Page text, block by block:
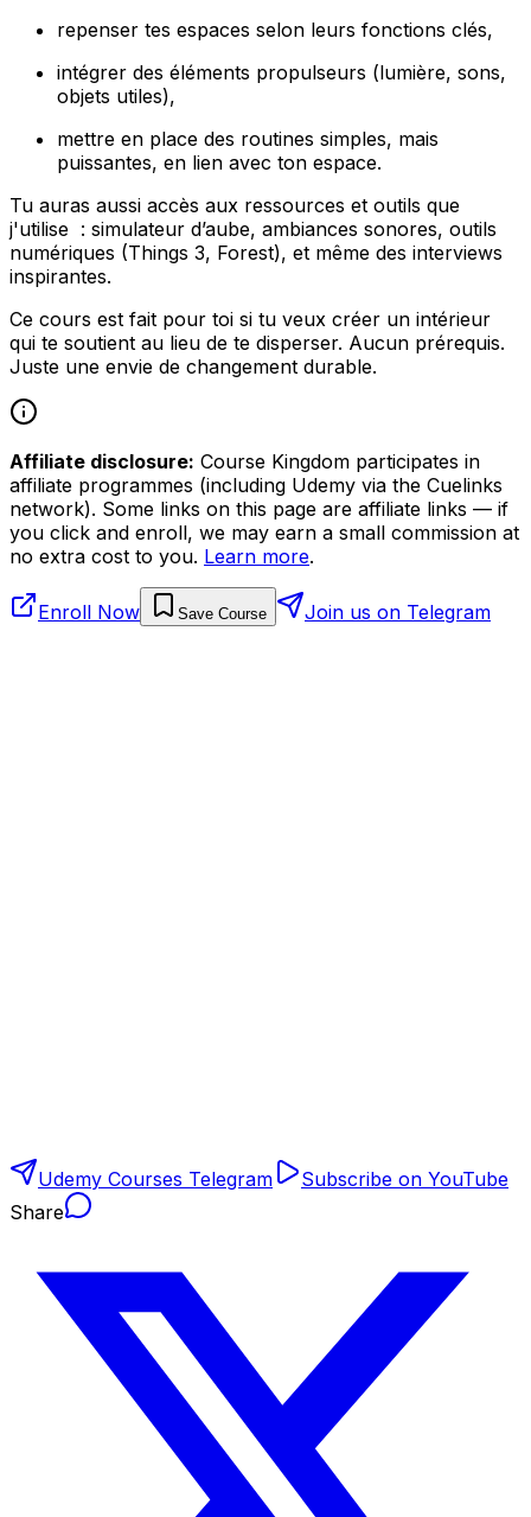
repenser tes espaces selon leurs fonctions clés,
intégrer des éléments propulseurs (lumière, sons,
objets utiles),
mettre en place des routines simples, mais
puissantes, en lien avec ton espace.
Tu auras aussi accès aux ressources et outils que
j'utilise : simulateur d’aube, ambiances sonores, outils
numériques (Things 3, Forest), et même des interviews
inspirantes.
Ce cours est fait pour toi si tu veux créer un intérieur
qui te soutient au lieu de te disperser. Aucun prérequis.
Juste une envie de changement durable.
Affiliate disclosure: Course Kingdom participates in
affiliate programmes (including Udemy via the Cuelinks
network). Some links on this page are affiliate links — if
you click and enroll, we may earn a small commission at
no extra cost to you. Learn more.
Enroll Now Save Course Join us on Telegram
Udemy Courses Telegram
Subscribe on YouTube
Share